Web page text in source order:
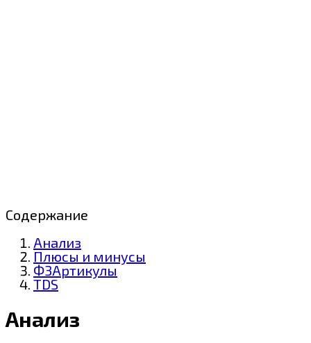
Содержание
Анализ
Плюсы и минусы
Ф3Артикулы
TDS
Анализ